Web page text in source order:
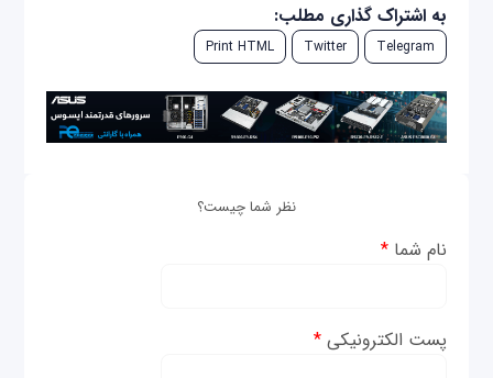
به اشتراک گذاری مطلب:
Telegram
Twitter
Print HTML
نظر شما چیست؟
نام شما*
پست الکترونیکی*